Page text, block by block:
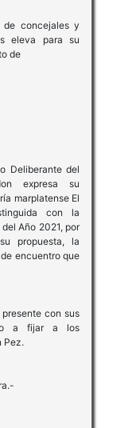
concejales y
eleva para su
de
Deliberante del
expresa su
marplatense El
con la
Año 2021, por
propuesta, la
encuentro que
con sus
a fijar a los
Pez.